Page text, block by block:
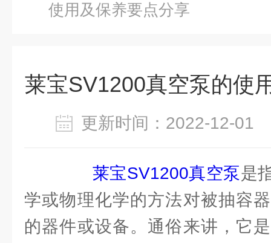
使用及保养要点分享
莱宝SV1200真空泵的使
更新时间：2022-12-
莱宝SV1200真空泵是
学或物理化学的方法对被抽容
的器件或设备。通俗来讲，它